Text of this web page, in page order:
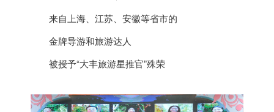
来自上海、江苏、安徽等省市的
金牌导游和旅游达人
被授予“大丰旅游星推官”殊荣